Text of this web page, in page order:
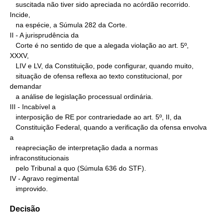
Incide,
II - A jurisprudência da
XXXV,
demandar
III - Incabível a
a
infraconstitucionais
IV - Agravo regimental
   improvido.
Decisão